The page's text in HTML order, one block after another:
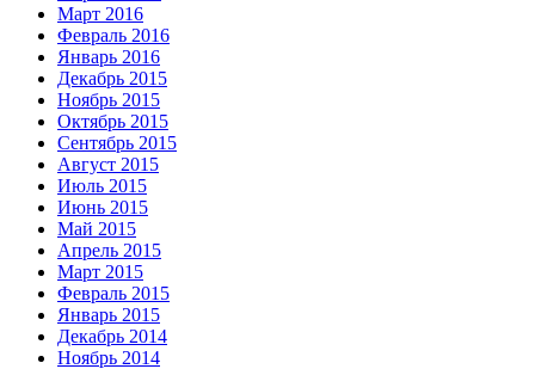
Март 2016
Февраль 2016
Январь 2016
Декабрь 2015
Ноябрь 2015
Октябрь 2015
Сентябрь 2015
Август 2015
Июль 2015
Июнь 2015
Май 2015
Апрель 2015
Март 2015
Февраль 2015
Январь 2015
Декабрь 2014
Ноябрь 2014